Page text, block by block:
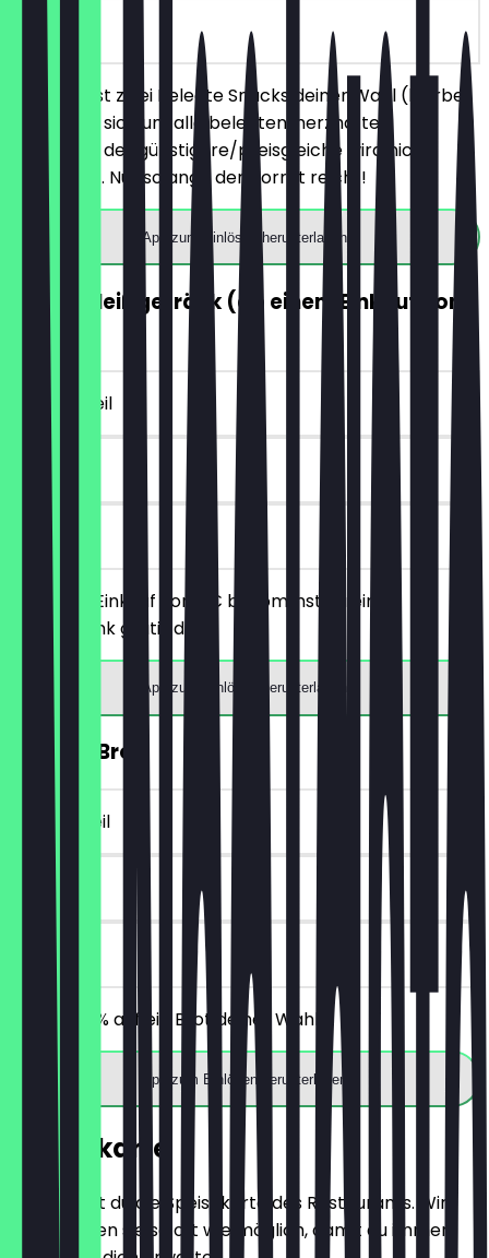
vor Ort
Du bestellst zwei Belegte Snacks deiner Wahl (hierbei
handelt es sich um alle belegten, herzhaften
Produkte), der günstigere/preisgleiche wird nicht
berechnet. Nur solange der Vorrat reicht!
App zum Einlösen herunterladen
GRATIS Heißgetränk (ab einem Einkauf von
~4 € Vorteil
7 Tage
Ab einem Einkauf von 5€ bekommst du ein
Heißgetränk gratis dazu.
App zum Einlösen herunterladen
30% auf Brot
~2 € Vorteil
14 Tage
vor Ort
Erhalte 30% auf ein Brot deiner Wahl.
App zum Einlösen herunterladen
Speisekarte
Hier findest du die Speisekarte des Restaurants. Wir
aktualisieren sie so oft wie möglich, damit du immer